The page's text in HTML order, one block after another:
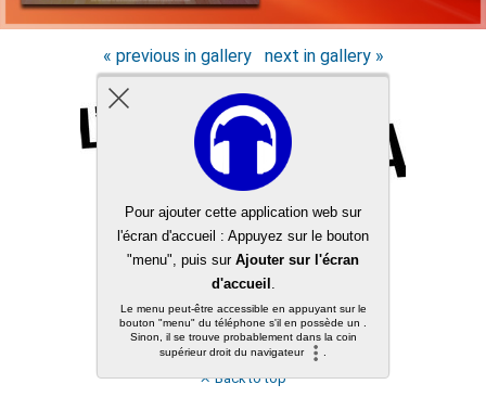
« previous in gallery next in gallery »
Back to top